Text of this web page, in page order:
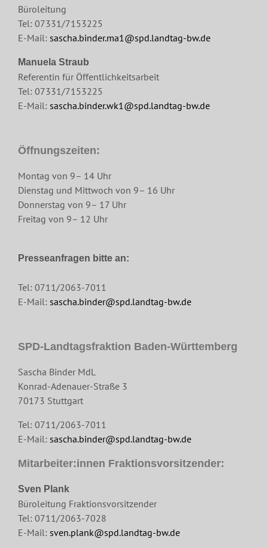
Büroleitung
Tel: 07331/7153225
E-Mail: sascha.binder.ma1@spd.landtag-bw.de
Manuela Straub
Referentin für Öffentlichkeitsarbeit
Tel: 07331/7153225
E-Mail: sascha.binder.wk1@spd.landtag-bw.de
Öffnungszeiten:
Montag von 9– 14 Uhr
Dienstag und Mittwoch von 9– 16 Uhr
Donnerstag von 9– 17 Uhr
Freitag von 9– 12 Uhr
Presseanfragen bitte an:
Tel: 0711/2063-7011
E-Mail: sascha.binder@spd.landtag-bw.de
SPD-Landtagsfraktion Baden-Württemberg
Sascha Binder MdL
Konrad-Adenauer-Straße 3
70173 Stuttgart
Tel: 0711/2063-7011
E-Mail: sascha.binder@spd.landtag-bw.de
Mitarbeiter:innen Fraktionsvorsitzender:
Sven Plank
Büroleitung Fraktionsvorsitzender
Tel: 0711/2063-7028
E-Mail: sven.plank@spd.landtag-bw.de